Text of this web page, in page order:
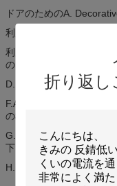
折り返し
ドアのためのA.
利用できるB. Caming:黄
利用できるC.
のニッケル
D.良質の競争価格。
F.ANSIに会うの緩和さ
の標準。
G.装飾的なガラスを使用
下さい、しかしまたあな
H. availbleカスタム設計